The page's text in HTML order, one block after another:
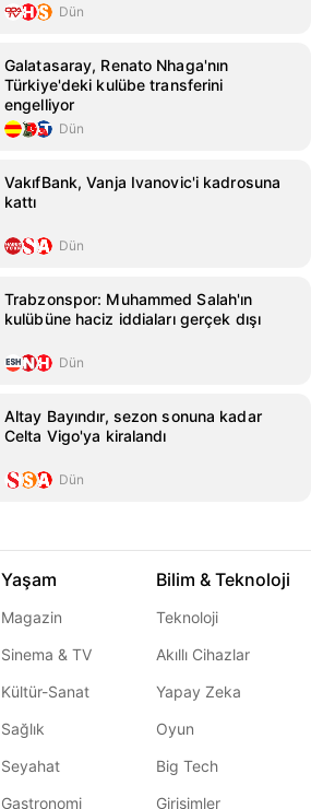
Dün
Galatasaray, Renato Nhaga'nın
Türkiye'deki kulübe transferini
engelliyor
Dün
VakıfBank, Vanja Ivanovic'i kadrosuna
kattı
Dün
Trabzonspor: Muhammed Salah'ın
kulübüne haciz iddiaları gerçek dışı
Dün
Altay Bayındır, sezon sonuna kadar
Celta Vigo'ya kiralandı
Dün
Yaşam
Magazin
Sinema & TV
Kültür-Sanat
Sağlık
Seyahat
Gastronomi
Bilim & Teknoloji
Teknoloji
Akıllı Cihazlar
Yapay Zeka
Oyun
Big Tech
Girişimler